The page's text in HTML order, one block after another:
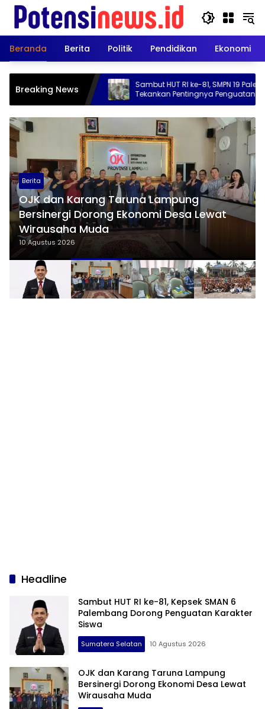
Langsung
konten
Beranda
Berita Politik Pendidikan Ekonomi
Breaking NewsSambut HUT RI ke-81, SMPN 19 Palembang
Tekankan Pentingnya Penguatan
Karakter Siswa
ITERA
Pala
hingga
Berita
OJK dan Karang Taruna Lampung
Bersinergi Dorong Ekonomi Desa Lewat
Wirausaha Muda
10 Agustus 2026
Headline
Sambut HUT RI ke-81, Kepsek SMAN 6
Palembang Dorong Penguatan Karakter
Siswa
Sumatera Selatan 10 Agustus 2026
OJK dan Karang Taruna Lampung
Bersinergi Dorong Ekonomi Desa Lewat
Wirausaha Muda